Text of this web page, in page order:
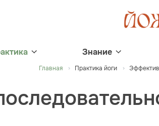
Знание
Главная Практика йоги